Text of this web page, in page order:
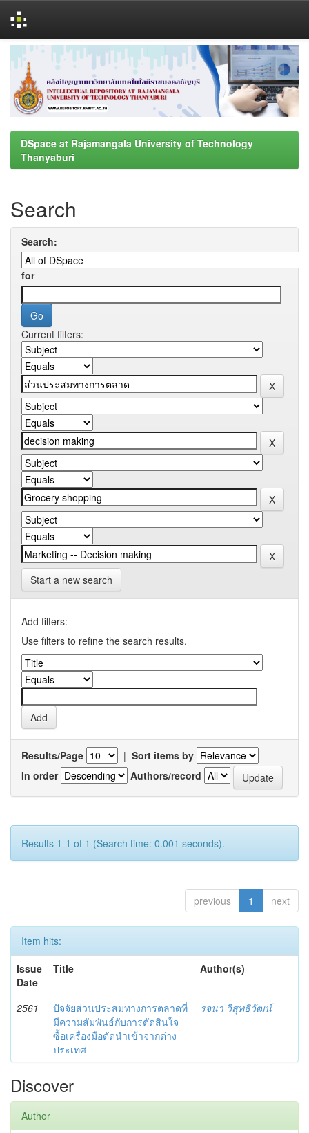
navigation
DSpace at Rajamangala University of Technology
Thanyaburi
Search
Search:
for
Current filters:
Start a new search
Add filters:
Use filters to refine the search results.
Results/Page | Sort items by
In order
Authors/record
Results 1-1 of 1 (Search time: 0.001 seconds).
previous 1 next
Item hits:
Issue
Date
Title Author(s)
2561
ปัจจัยส่วนประสมทางการตลาดที่
มีความสัมพันธ์กับการตัดสินใจ
ซื้อเครื่องมือตัดนำเข้าจากต่าง
ประเทศ
รจนา วิสุทธิวัฒน์
Discover
Author